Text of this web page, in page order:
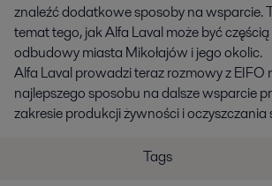
znaleźć dodatkowe sposoby na wsparcie.
temat tego, jak Alfa Laval może być
odbudowy miasta Mikołajów i jego okolic.
Alfa Laval prowadzi teraz rozmowy z EIFO
najlepszego sposobu na dalsze wsparcie
zakresie produkcji żywności i oczyszczania
Tags